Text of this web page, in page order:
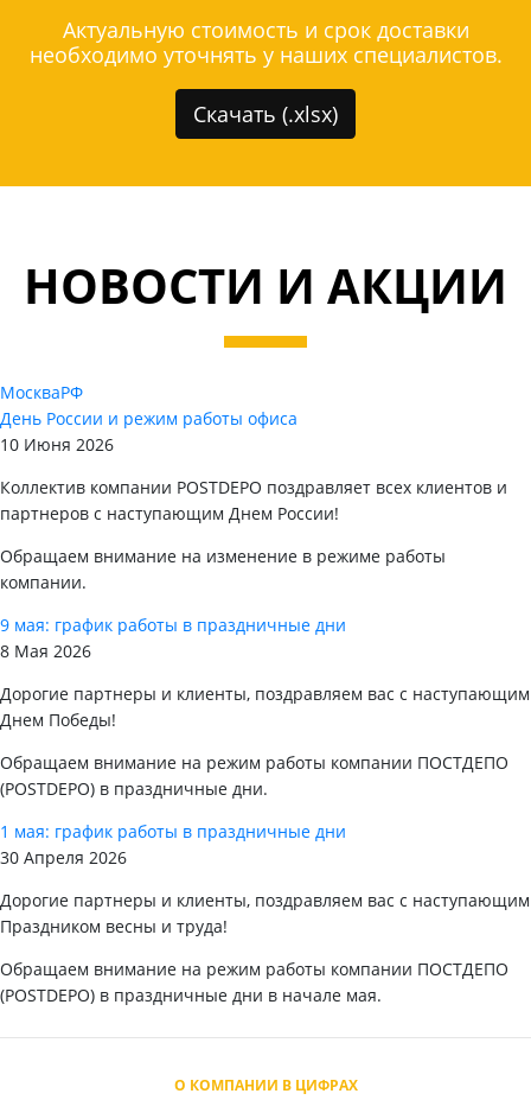
Актуальную стоимость и срок доставки
необходимо уточнять у наших специалистов.
Скачать (.xlsx)
НОВОСТИ И АКЦИИ
МоскваРФ
День России и режим работы офиса
10 Июня 2026
Коллектив компании POSTDEPO поздравляет всех клиентов и
партнеров с наступающим Днем России!
Обращаем внимание на изменение в режиме работы
компании.
9 мая: график работы в праздничные дни
8 Мая 2026
Дорогие партнеры и клиенты, поздравляем вас с наступающим
Днем Победы!
Обращаем внимание на режим работы компании ПОСТДЕПО
(POSTDEPO) в праздничные дни.
1 мая: график работы в праздничные дни
30 Апреля 2026
Дорогие партнеры и клиенты, поздравляем вас с наступающим
Праздником весны и труда!
Обращаем внимание на режим работы компании ПОСТДЕПО
(POSTDEPO) в праздничные дни в начале мая.
О КОМПАНИИ В ЦИФРАХ